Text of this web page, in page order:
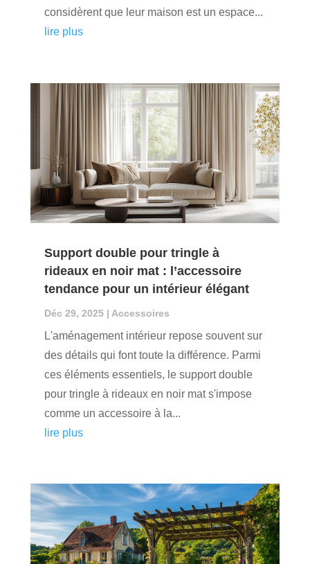
considèrent que leur maison est un espace...
lire plus
Support double pour tringle à
rideaux en noir mat : l’accessoire
tendance pour un intérieur élégant
Déc 29, 2025| Accessoires
L'aménagement intérieur repose souvent sur
des détails qui font toute la différence. Parmi
ces éléments essentiels, le support double
pour tringle à rideaux en noir mat s'impose
comme un accessoire à la...
lire plus